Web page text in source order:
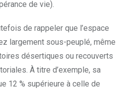
de vie).
de rappeler que l’espace
largement sous-peuplé, même
désertiques ou recouverts
À titre d’exemple, sa
12 % supérieure à celle de